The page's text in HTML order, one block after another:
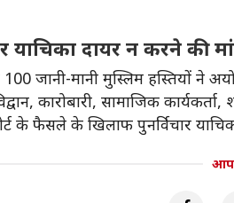
याचिका दायर न करने की
जानी-मानी मुस्लिम हस्तियों ने
कारोबारी, सामाजिक
के फैसले के खिलाफ पुनर्विचार